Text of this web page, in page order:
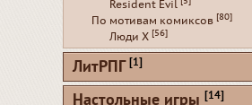
Resident Evil
По мотивам комиксов [80]
Люди Х [56]
ЛитРПГ [1]
[14]